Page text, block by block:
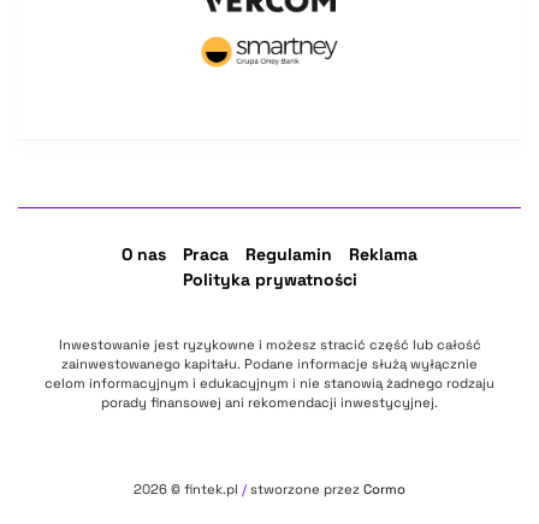
O nas Praca Regulamin
Reklama
Polityka prywatności
Inwestowanie jest ryzykowne i możesz stracić część lub całość
zainwestowanego kapitału. Podane informacje służą wyłącznie
celom informacyjnym i edukacyjnym i nie stanowią żadnego rodzaju
porady finansowej ani rekomendacji inwestycyjnej.
2026 © fintek.pl / stworzone przez Cormo